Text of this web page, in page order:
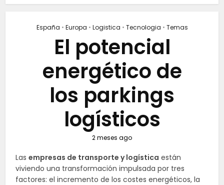
España • Europa • Logistica • Tecnologia • Temas
El potencial
energético de
los parkings
logísticos
2 meses ago
Lasempresas de transporte y logística están
viviendo una transformación impulsada por tres
factores: el incremento de los costes energéticos, la